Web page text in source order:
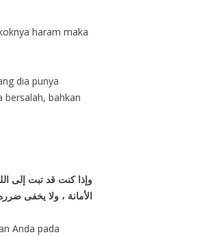
haram maka
dia punya
bersalah, bahkan
وإذا كنت قد تبت إلى
الأمانة ، ولا يخفى
Anda pada